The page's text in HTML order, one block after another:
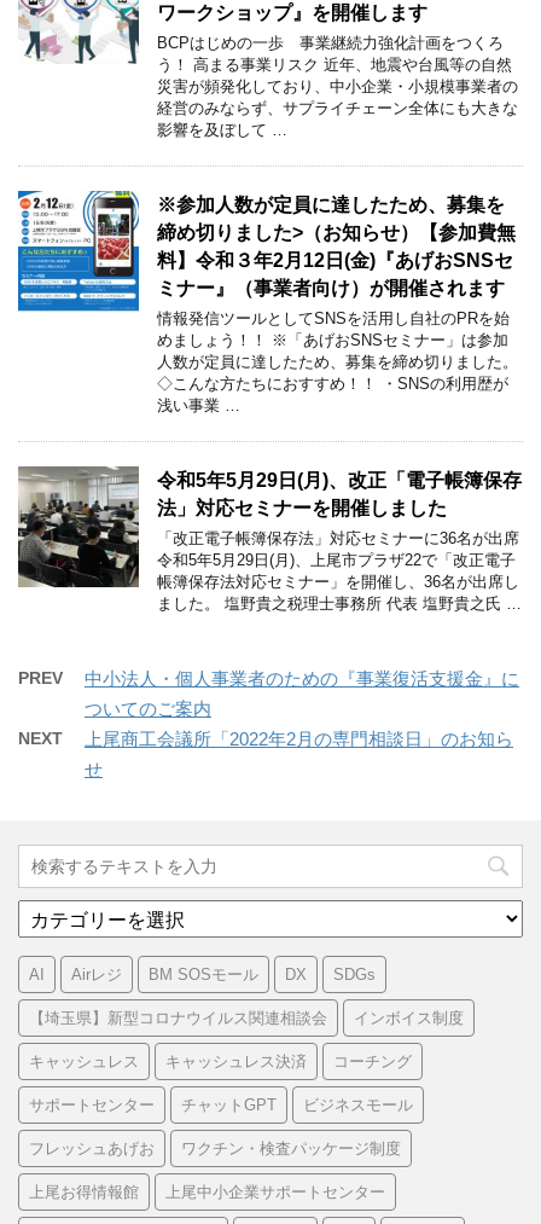
ワークショップ』を開催します
BCPはじめの一歩 事業継続力強化計画をつくろ
う！ 高まる事業リスク 近年、地震や台風等の自然
災害が頻発化しており、中小企業・小規模事業者の
経営のみならず、サプライチェーン全体にも大きな
影響を及ぼして …
※参加人数が定員に達したため、募集を
締め切りました>（お知らせ）【参加費無
料】令和３年2月12日(金)『あげおSNSセ
ミナー』（事業者向け）が開催されます
情報発信ツールとしてSNSを活用し自社のPRを始
めましょう！！ ※「あげおSNSセミナー」は参加
人数が定員に達したため、募集を締め切りました。
◇こんな方たちにおすすめ！！ ・SNSの利用歴が
浅い事業 …
令和5年5月29日(月)、改正「電子帳簿保存
法」対応セミナーを開催しました
「改正電子帳簿保存法」対応セミナーに36名が出席
令和5年5月29日(月)、上尾市プラザ22で「改正電子
帳簿保存法対応セミナー」を開催し、36名が出席し
ました。 塩野貴之税理士事務所 代表 塩野貴之氏 …
PREV
中小法人・個人事業者のための『事業復活支援金』に
ついてのご案内
NEXT
上尾商工会議所「2022年2月の専門相談日」のお知ら
せ
テ
ゴ
リ
AI Airレジ BM SOSモール DX SDGs
【埼玉県】新型コロナウイルス関連相談会 インボイス制度
キャッシュレス キャッシュレス決済 コーチング
サポートセンター チャットGPT ビジネスモール
フレッシュあげお ワクチン・検査パッケージ制度
上尾お得情報館 上尾中小企業サポートセンター